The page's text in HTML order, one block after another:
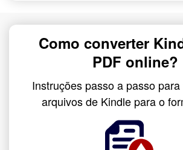
Como converter
PDF online?
Instruções passo a passo
arquivos de Kindle para o